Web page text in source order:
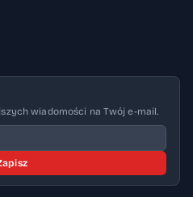
wiadomości na Twój e-mail.